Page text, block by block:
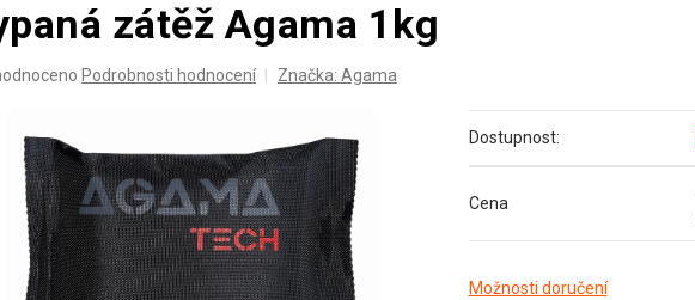
zátěž Agama 1kg
Podrobnosti hodnocení Značka: Agama
Dostupnost:
Cena
Možnosti doručení